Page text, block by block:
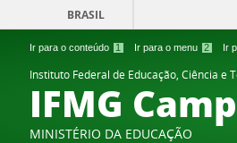
Ir para o conteúdo 1 Ir para o menu 2 Ir
BRASIL
Instituto Federal de Educação, Ciência e
IFMG
MINISTÉRIO DA EDUCAÇÃO